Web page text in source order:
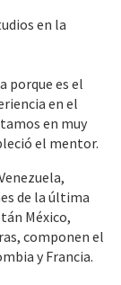
en la
porque es el
en el
en muy
el mentor.
de la última
México,
componen el
y Francia.